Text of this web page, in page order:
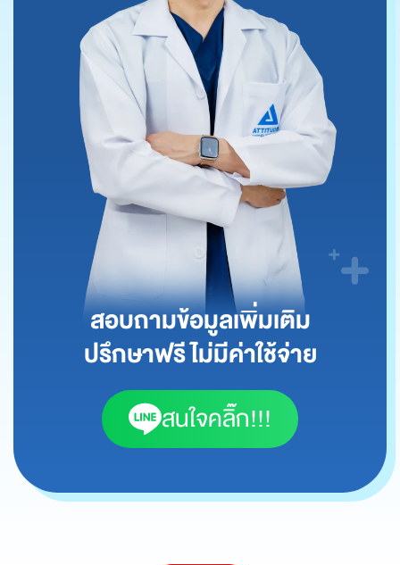
สอบถามข้อมูลเพิ่มเติม
ปรึกษาฟรี ไม่มีค่าใช้จ่าย
สนใจคลิ๊ก!!!